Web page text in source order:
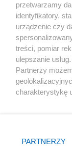
Kultura
X
przetwarzamy
identyfikatory,
urządzenie czy
treści, pomiar
ulepszanie
Partnerzy
charakterystykę
zmienić/
znajdujący się
PARTNERZY